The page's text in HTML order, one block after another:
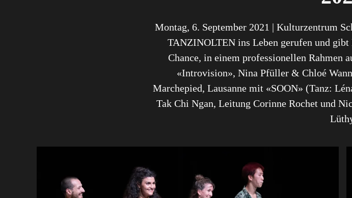
Montag, 6. September 2021 | Kulturzentrum
TANZINOLTEN ins Leben gerufen und
Chance, in einem professionellen Rahmen
«Introvision», Nina Pfüller & Chloé
Marchepied, Lausanne mit «SOON» (Tanz:
Tak Chi Ngan, Leitung Corinne Rochet und